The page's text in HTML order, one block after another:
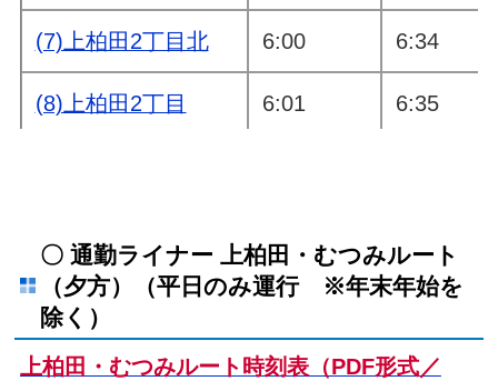
(7)上柏田2丁目北 6:00 6:34
(8)上柏田2丁目 6:01 6:35
(11)さくら園 6:03 6:38
(12)むつみ団地 6:04 6:39
〇 通勤ライナー 上柏田・むつみルート
（夕方）（平日のみ運行 ※年末年始を
除く）
上柏田・むつみルート時刻表（PDF形式／